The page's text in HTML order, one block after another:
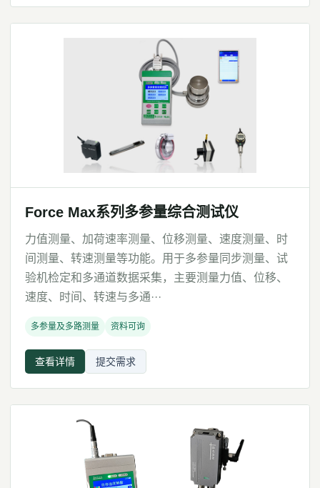
Force Max系列多参量综合测试仪
力值测量、加荷速率测量、位移测量、速度测量、时
间测量、转速测量等功能。用于多参量同步测量、试
验机检定和多通道数据采集，主要测量力值、位移、
速度、时间、转速与多通···
多参量及多路测量 资料可询
查看详情 提交需求